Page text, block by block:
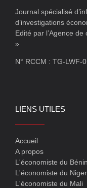
Journal spécialisé
d’investigations
Edité par l’Agence
»
N° RCCM : TG-LWF-
LIENS UTILES
Accueil
A propos
L'économiste du Bénin
L'économiste du Niger
L'économiste du Mali